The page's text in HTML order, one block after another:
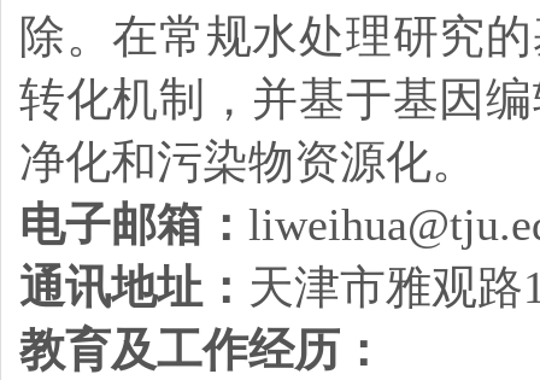
除。在常规水处理研究
转化机制，并基于基因
净化和污染物资源化。
电子邮箱：
通讯地址： 天津市雅观路
教育及工作经历：